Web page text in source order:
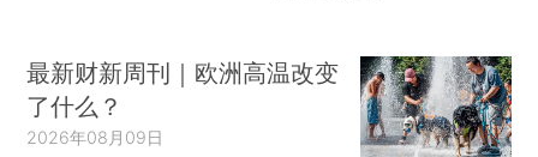
最新财新周刊｜欧洲高温改变
了什么？
2026年08月09日